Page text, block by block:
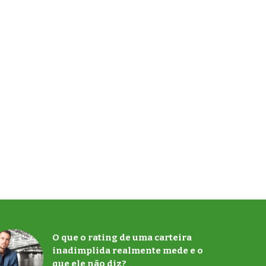
O que o rating de uma carteira
inadimplida realmente mede e o
que ele não diz?